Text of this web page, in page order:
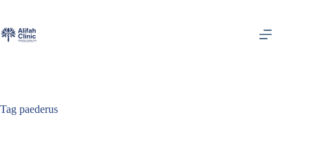
content
Tag paederus